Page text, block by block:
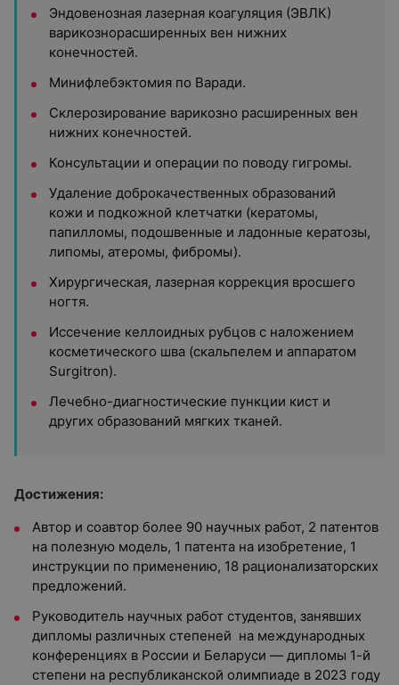
Эндовенозная лазерная коагуляция (ЭВЛК)
варикознорасширенных вен нижних
конечностей.
Минифлебэктомия по Варади.
Склерозирование варикозно расширенных вен
нижних конечностей.
Консультации и операции по поводу гигромы.
Удаление доброкачественных образований
кожи и подкожной клетчатки (кератомы,
папилломы, подошвенные и ладонные кератозы,
липомы, атеромы, фибромы).
Хирургическая, лазерная коррекция вросшего
ногтя.
Иссечение келлоидных рубцов с наложением
косметического шва (скальпелем и аппаратом
Surgitron).
Лечебно-диагностические пункции кист и
других образований мягких тканей.
Достижения:
Автор и соавтор более 90 научных работ, 2 патентов
на полезную модель, 1 патента на изобретение, 1
инструкции по применению, 18 рационализаторских
предложений.
Руководитель научных работ студентов, занявших
дипломы различных степеней на международных
конференциях в России и Беларуси — дипломы 1-й
степени на республиканской олимпиаде в 2023 году